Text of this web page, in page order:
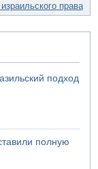
права
подход
полную